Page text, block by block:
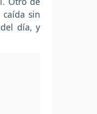
sin
día, y